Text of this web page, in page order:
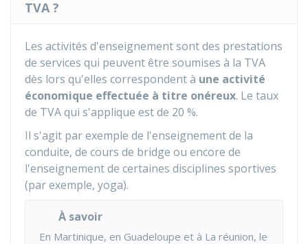
TVA ?
Les activités d'enseignement sont des prestations
de services qui peuvent être soumises à la TVA
dès lors qu'elles correspondent à une activité
économique effectuée à titre onéreux. Le taux
de TVA qui s'applique est de 20 %.
Il s'agit par exemple de l'enseignement de la
conduite, de cours de bridge ou encore de
l'enseignement de certaines disciplines sportives
(par exemple, yoga).
À savoir
En Martinique, en Guadeloupe et à La réunion, le